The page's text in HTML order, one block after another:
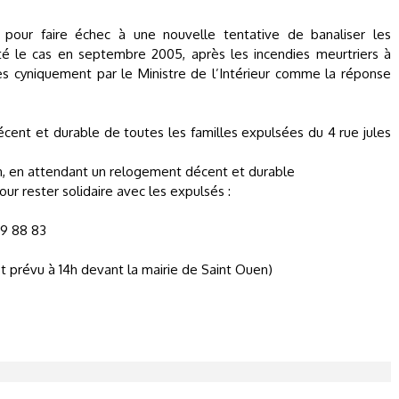
faire échec à une nouvelle tentative de banaliser les
le cas en septembre 2005, après les incendies meurtriers à
cyniquement par le Ministre de l’Intérieur comme la réponse
et durable de toutes les familles expulsées du 4 rue jules
en attendant un relogement décent et durable
rester solidaire avec les expulsés :
88 83
à 14h devant la mairie de Saint Ouen)